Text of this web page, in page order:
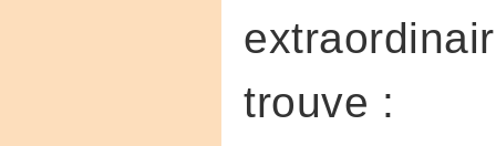
trouve :